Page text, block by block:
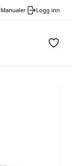
Manualer Logg inn